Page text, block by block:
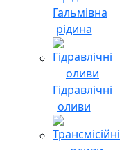
Гальмівна
рідина
Гідравлічні
оливи